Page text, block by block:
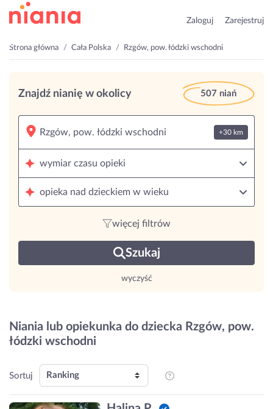
Zaloguj Zarejestruj
Strona główna Cała Polska Rzgów, pow. łódzki wschodni
Znajdź nianię w okolicy 507 niań
+30 km
wymiar czasu opieki
opieka nad dzieckiem w wieku
więcej filtrów
Szukaj
wyczyść
Niania lub opiekunka do dziecka Rzgów, pow.
łódzki wschodni
Sortuj